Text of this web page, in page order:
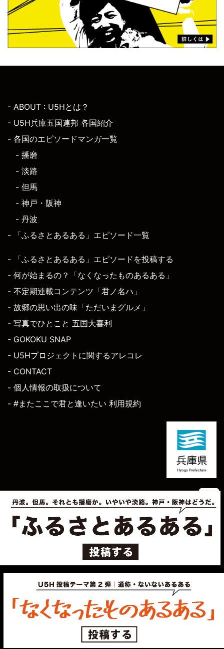
- ABOUT : U5Hとは？
- U5H兵庫五国連邦 各国紹介
- 各国のエピソードマンガ一覧
- 播磨
- 淡路
- 但馬
- 神戸・阪神
- 丹波
- 「ふるさとあるある」エピソード一覧
- 「ふるさとあるある」エピソードを投稿する
- 何が始まるの？「なくなったものあるある」
- 不定期連載コンテンツ「君ノ名ハ」
- 故郷の思い出の味「ただいまグルメ」
- 写真でひとこと 五国大喜利
- GOKOKU SNAP
- U5Hプロジェクトに関するアレコレ
- CONTACT
- 個人情報の取扱について
- #またここで君と逢いたい 利用規約